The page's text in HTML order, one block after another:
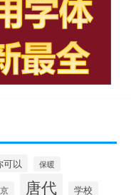
可以 保暖
唐代 学校